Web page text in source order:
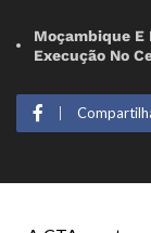
Moçambique E
Execução No